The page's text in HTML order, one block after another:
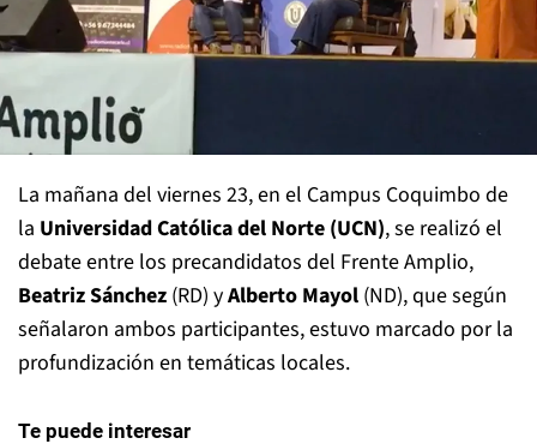
La mañana del viernes 23, en el Campus Coquimbo de
la Universidad Católica del Norte (UCN), se realizó el
debate entre los precandidatos del Frente Amplio,
Beatriz Sánchez (RD) yAlberto Mayol (ND), que según
señalaron ambos participantes, estuvo marcado por la
profundización en temáticas locales.
Te puede interesar